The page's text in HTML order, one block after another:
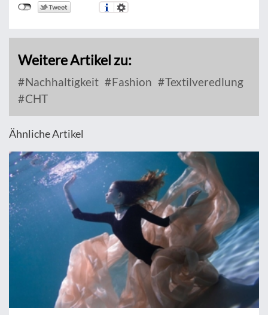
Weitere Artikel zu:
Nachhaltigkeit Fashion
Textilveredlung
CHT
Ähnliche Artikel